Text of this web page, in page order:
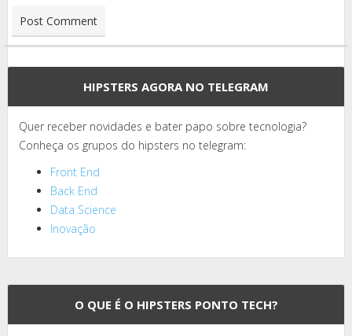
HIPSTERS AGORA NO TELEGRAM
Quer receber novidades e bater papo sobre tecnologia?
Conheça os grupos do hipsters no telegram:
Front End
Back End
Data Science
Inovação
O QUE É O HIPSTERS PONTO TECH?